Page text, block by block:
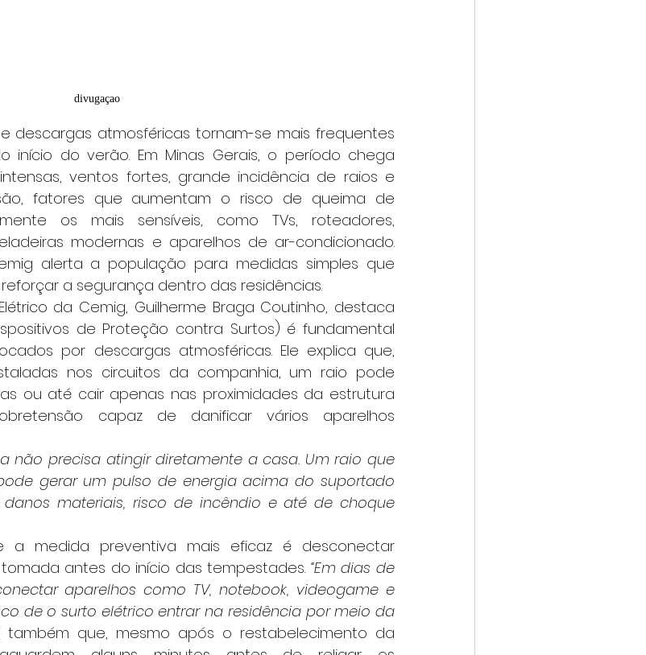
divugaçao
início do verão. Em Minas Gerais, o período chega
ventos fortes, grande incidência de raios e
fatores que aumentam o risco de queima de
os mais sensíveis, como TVs, roteadores,
modernas e aparelhos de ar-condicionado.
alerta a população para medidas simples que
a segurança dentro das residências.
de Proteção contra Surtos) é fundamental
por descargas atmosféricas. Ele explica que,
nos circuitos da companhia, um raio pode
ou até cair apenas nas proximidades da estrutura
capaz de danificar vários aparelhos
gerar um pulso de energia acima do suportado
materiais, risco de incêndio e até de choque
antes do início das tempestades. “Em dias de
aparelhos como TV, notebook, videogame e
de o surto elétrico entrar na residência por meio da
também que, mesmo após o restabelecimento da